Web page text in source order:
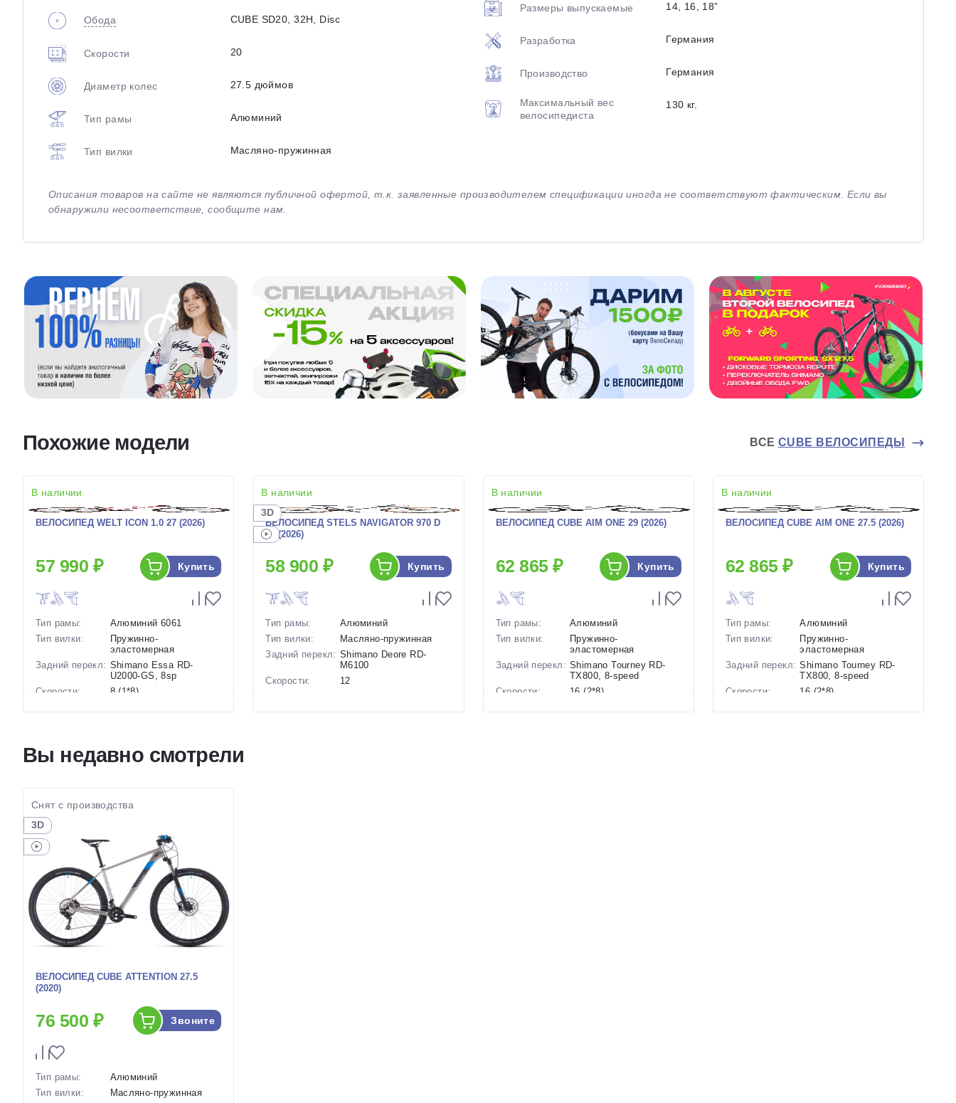
Обода CUBE SD20, 32H, Disc
Скорости 20
Диаметр колес 27.5 дюймов
Тип рамы Алюминий
Тип вилки Масляно-пружинная
Размеры выпускаемые 14, 16, 18”
Разработка Германия
Производство Германия
Максимальный вес
велосипедиста
130 кг.
Описания товаров на сайте не являются публичной офертой, т.к. заявленные производителем спецификации иногда не соответствуют фактическим. Если вы
обнаружили несоответствие, сообщите нам.
Похожие модели ВСЕCUBE ВЕЛОСИПЕДЫ
В наличии
ВЕЛОСИПЕД WELT ICON 1.0 27 (2026)
57 990 ₽ Купить
Тип рамы:
Алюминий 6061
Тип вилки:
Пружинно-
эластомерная
Задний перекл: Shimano Essa RD-
U2000-GS, 8sp
Скорости:
8 (1*8)
Диаметр
колес:
27.5 дюймов
Артикул: 1129613
В наличии
3D
ВЕЛОСИПЕД STELS NAVIGATOR 970 D
29 (2026)
58 900 ₽ Купить
Тип рамы:
Алюминий
Тип вилки:
Масляно-пружинная
Задний перекл: Shimano Deore RD-
M6100
Скорости:
12
В наличии
ВЕЛОСИПЕД CUBE AIM ONE 29 (2026)
62 865 ₽ Купить
Тип рамы:
Алюминий
Тип вилки:
Пружинно-
эластомерная
Задний перекл: Shimano Tourney RD-
TX800, 8-speed
Скорости:
16 (2*8)
В наличии
ВЕЛОСИПЕД CUBE AIM ONE 27.5 (2026)
62 865 ₽ Купить
Тип рамы:
Алюминий
Тип вилки:
Пружинно-
эластомерная
Задний перекл: Shimano Tourney RD-
TX800, 8-speed
Скорости:
16 (2*8)
Вы недавно смотрели
Снят с производства
3D
ВЕЛОСИПЕД CUBE ATTENTION 27.5
(2020)
76 500 ₽ Звоните
Тип рамы:
Алюминий
Тип вилки:
Масляно-пружинная